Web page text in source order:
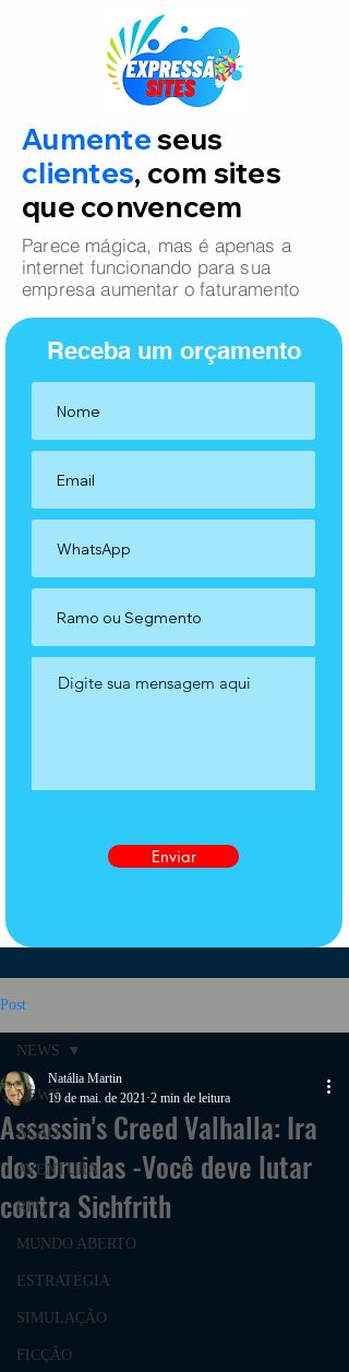
Aumenteseus
clientes, com sites
que convencem
Parece mágica, mas é apenas a
internet funcionando para sua
empresa aumentar o faturamento
Receba um orçamento
Enviar
Post
NEWS
AÇÃO
AVENTURA
RPG
MUNDO ABERTO
ESTRATÉGIA
SIMULAÇÃO
FICÇÃO
NEWS
Assassin's Creed Valhalla: Ira
dos Druidas -Você deve lutar
contra Sichfrith
Natália Martin
19 de mai. de 2021 2 min de leitura